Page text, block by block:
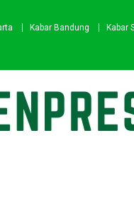
Kabar Bandung Kabar